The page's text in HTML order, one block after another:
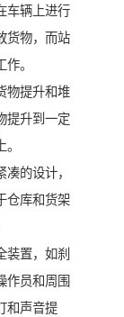
车辆上进行
货物，而站
。
物提升和堆
提升到一定
的设计，
仓库和货架
装置，如刹
作员和周围
和声音提